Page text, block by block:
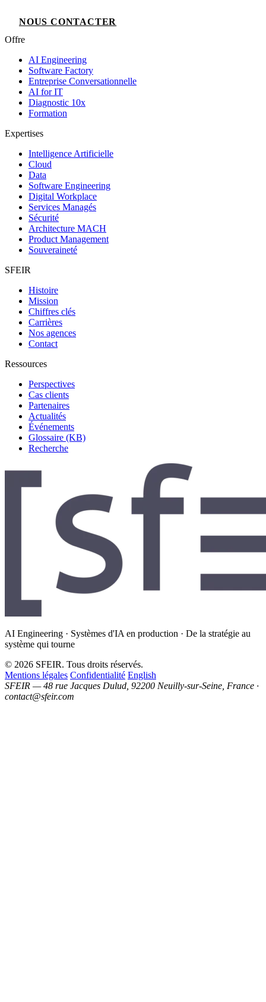
NOUS CONTACTER
Offre
AI Engineering
Software Factory
Entreprise Conversationnelle
AI for IT
Diagnostic 10x
Formation
Expertises
Intelligence Artificielle
Cloud
Data
Software Engineering
Digital Workplace
Services Managés
Sécurité
Architecture MACH
Product Management
Souveraineté
SFEIR
Histoire
Mission
Chiffres clés
Carrières
Nos agences
Contact
Ressources
Perspectives
Cas clients
Partenaires
Actualités
Événements
Glossaire (KB)
Recherche
AI Engineering · Systèmes d'IA en production · De la stratégie au
système qui tourne
© 2026 SFEIR. Tous droits réservés.
Mentions légales Confidentialité English
SFEIR — 48 rue Jacques Dulud, 92200 Neuilly-sur-Seine, France ·
contact@sfeir.com